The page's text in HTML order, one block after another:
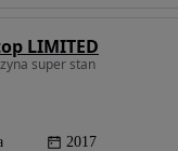
LIMITED
super stan
2017